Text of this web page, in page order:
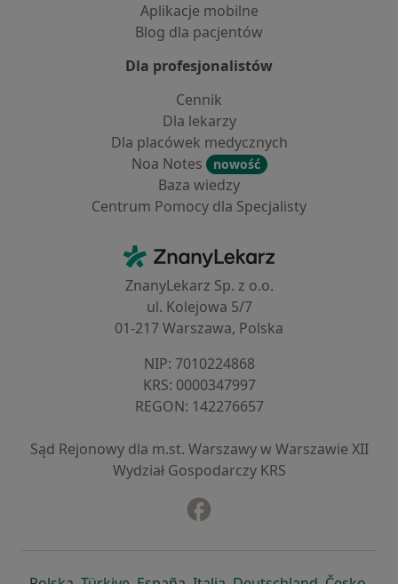
Aplikacje mobilne
Blog dla pacjentów
Dla profesjonalistów
Cennik
Dla lekarzy
Dla placówek medycznych
Noa Notes
nowość
Baza wiedzy
Centrum Pomocy dla Specjalisty
ZnanyLekarz - Strona główna
ZnanyLekarz Sp. z o.o.
ul. Kolejowa 5/7
01-217 Warszawa, Polska
NIP: ⁠7010224868
KRS: ⁠0000347997
REGON: ⁠142276657
Sąd Rejonowy dla m.st. Warszawy w Warszawie XII
Wydział Gospodarczy KRS